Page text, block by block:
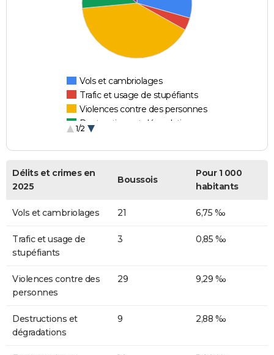
Vols et cambriolages
Trafic et usage de stupéfiants
Violences contre des personnes
Destructions et dégradations
1/2
Délits et crimes en
2025
Boussois
Pour 1 000
habitants
Vols et cambriolages 21 6,75 ‰
Trafic et usage de
stupéfiants
3 0,85 ‰
Violences contre des
personnes
29 9,29 ‰
Destructions et
dégradations
9 2,88 ‰